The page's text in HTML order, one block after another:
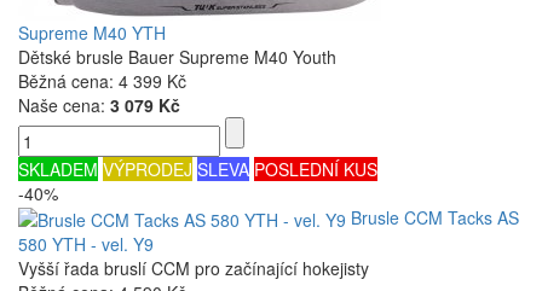
Supreme M40 YTH
Dětské brusle Bauer Supreme M40 Youth
Běžná cena: 4 399 Kč
Naše cena: 3 079 Kč
SKLADEM VÝPRODEJ SLEVA POSLEDNÍ KUS
-40%
Brusle CCM Tacks AS
580 YTH - vel. Y9
Vyšší řada bruslí CCM pro začínající hokejisty